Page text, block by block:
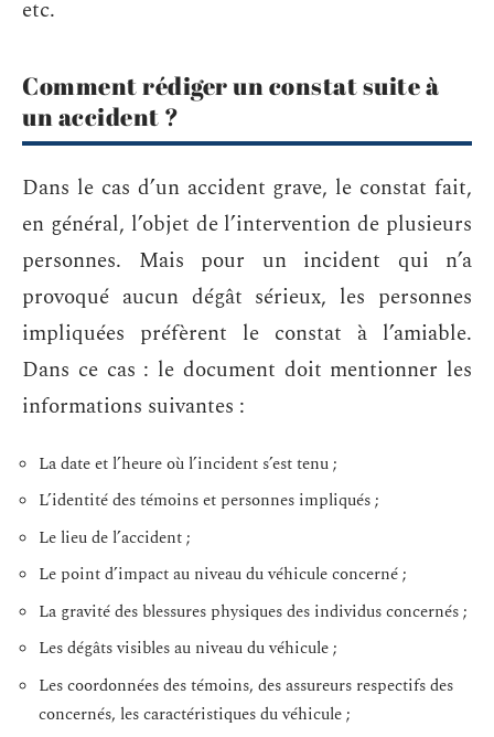
etc.
Comment rédiger un constat suite à
un accident ?
Dans le cas d’un accident grave, le constat fait,
en général, l’objet de l’intervention de plusieurs
personnes. Mais pour un incident qui n’a
provoqué aucun dégât sérieux, les personnes
impliquées préfèrent le constat à l’amiable.
Dans ce cas : le document doit mentionner les
informations suivantes :
La date et l’heure où l’incident s’est tenu ;
L’identité des témoins et personnes impliqués ;
Le lieu de l’accident ;
Le point d’impact au niveau du véhicule concerné ;
La gravité des blessures physiques des individus concernés ;
Les dégâts visibles au niveau du véhicule ;
Les coordonnées des témoins, des assureurs respectifs des
concernés, les caractéristiques du véhicule ;